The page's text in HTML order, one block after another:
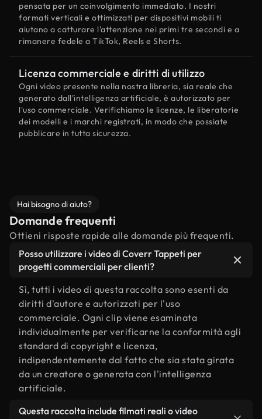
pensata per un coinvolgimento immediato. I nostri
formati verticali e ottimizzati per dispositivi mobili ti
aiutano a catturare l'attenzione nei primi tre secondi e a
rimanere fedele a TikTok, Reels e Shorts.
Licenza commerciale e diritti di utilizzo
Ogni video presente nella nostra libreria, sia reale che
generato dall'intelligenza artificiale, è autorizzato per
l'uso commerciale. Verifichiamo le licenze, le liberatorie
dei modelli e i marchi registrati, in modo che possiate
pubblicare in tutta sicurezza.
Hai bisogno di aiuto?
Domande frequenti
Ottieni risposte rapide alle domande più frequenti.
Posso utilizzare i video di Coverr Tappeti per
progetti commerciali per clienti?
Sì, tutti i video di questa raccolta sono esenti da
diritti d'autore e autorizzati per l'uso
commerciale. Ogni clip viene esaminata
individualmente per verificarne la conformità agli
standard di copyright e licenza,
indipendentemente dal fatto che sia stata girata
da un creatore o generata con l'intelligenza
artificiale.
Questa raccolta include filmati reali o video